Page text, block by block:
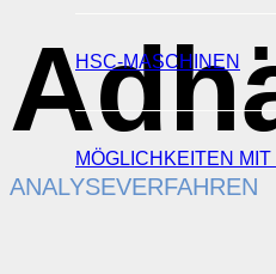
HSC-MASCHINEN
MÖGLICHKEITEN
ANALYSEVERFAHREN